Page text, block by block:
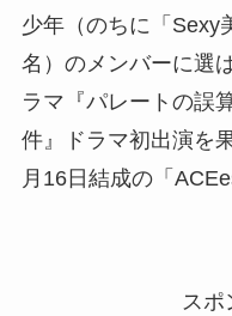
少年（のちに「Sexy
名）のメンバーに選
ラマ『パレートの誤
件』 ドラマ初出演を
月16日結成の「
スポ